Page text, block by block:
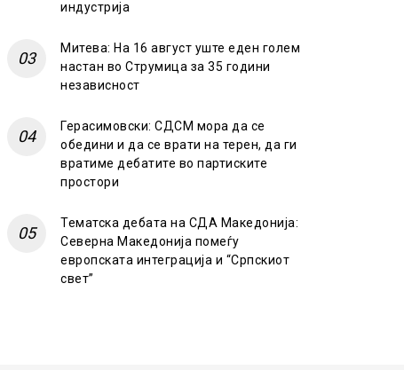
индустрија
Митева: На 16 август уште еден голем
настан во Струмица за 35 години
независност
Герасимовски: СДСМ мора да се
обедини и да се врати на терен, да ги
вратиме дебатите во партиските
простори
Тематска дебата на СДА Македонија:
Северна Македонија помеѓу
европската интеграција и “Српскиот
свет”